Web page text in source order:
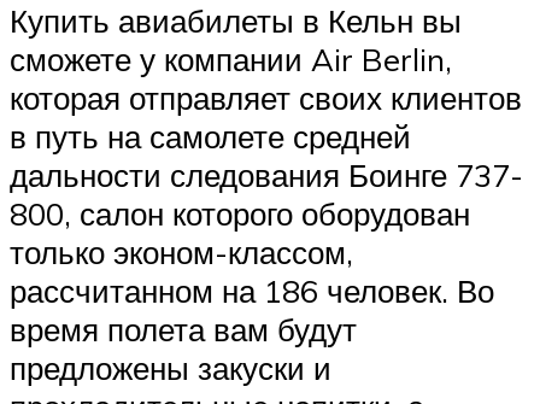
Купить авиабилеты в Кельн вы
сможете у компании Air Berlin,
которая отправляет своих клиентов
в путь на самолете средней
дальности следования Боинге 737-
800, салон которого оборудован
только эконом-классом,
рассчитанном на 186 человек. Во
время полета вам будут
предложены закуски и